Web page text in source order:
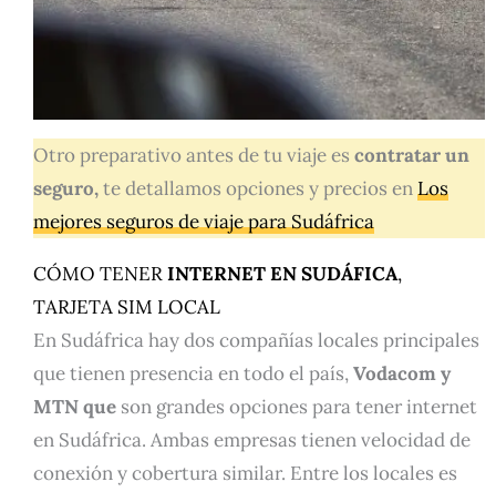
Otro preparativo antes de tu viaje es contratar un
seguro,te detallamos opciones y precios enLos
mejores seguros de viaje para Sudáfrica
CÓMO TENERINTERNET EN SUDÁFICA,
TARJETA SIM LOCAL
En Sudáfrica hay dos compañías locales principales
que tienen presencia en todo el país,Vodacom y
MTN que son grandes opciones para tener internet
en Sudáfrica. Ambas empresas tienen velocidad de
conexión y cobertura similar. Entre los locales es